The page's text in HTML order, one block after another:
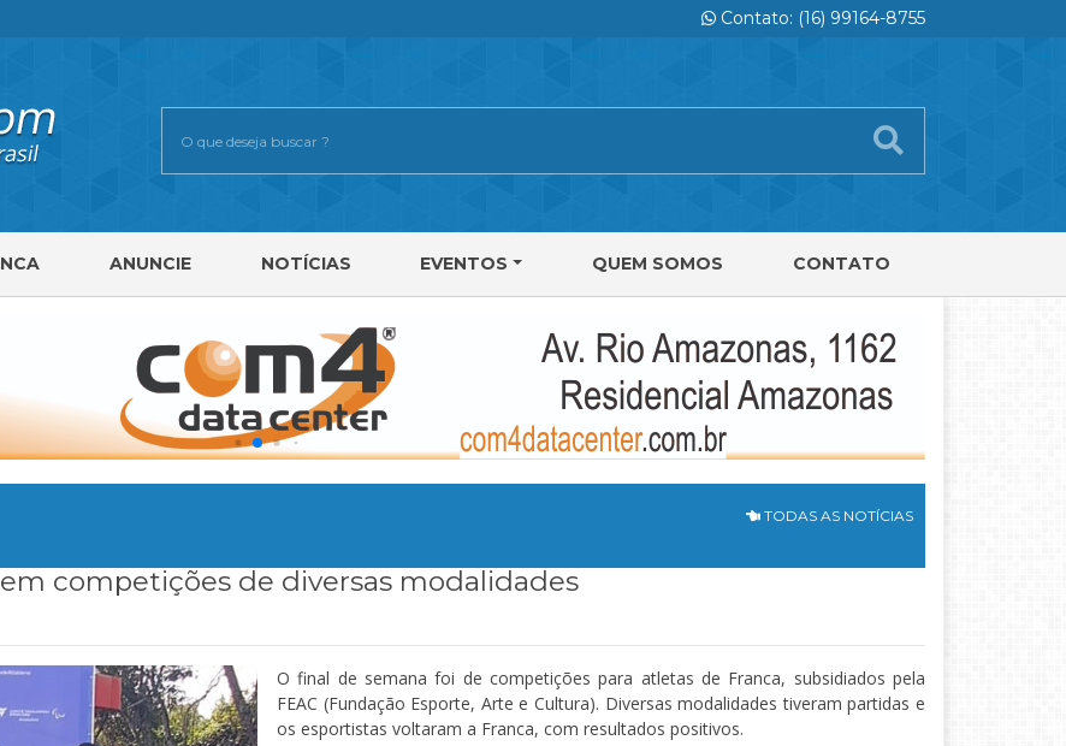
Contato: (16) 99164-8755
ANUNCIE NOTÍCIAS EVENTOS QUEM SOMOS CONTATO
TODAS AS NOTÍCIAS
competições de diversas modalidades
O final de semana foi de competições para atletas de Franca, subsidiados pela
FEAC (Fundação Esporte, Arte e Cultura). Diversas modalidades tiveram partidas e
os esportistas voltaram a Franca, com resultados positivos.